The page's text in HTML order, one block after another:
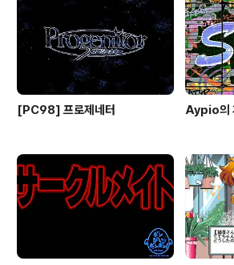
[PC98] 프로제네터 Aypio의